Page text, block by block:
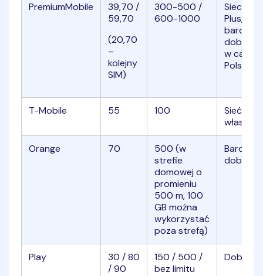
PremiumMobile
39,70 /
59,70
(20,70
–
kolejny
SIM)
300-500 /
600-1000
Sieci
Plus,
bardzo
dobry
w całej
Polsce
T-Mobile 55 100
Sieć
własna
Orange 70
500 (w
strefie
domowej o
promieniu
500 m, 100
GB można
wykorzystać
poza strefą)
Bardzo
dobry
Play
30 / 80
/ 90
150 / 500 /
bez limitu
Dobry